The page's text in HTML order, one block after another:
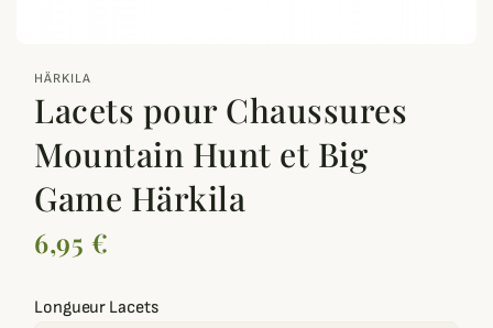
HÄRKILA
Lacets pour Chaussures
Mountain Hunt et Big
Game Härkila
6,95 €
Longueur Lacets